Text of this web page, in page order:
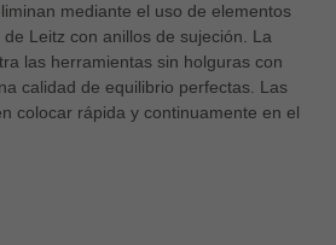
เทศไทย
mediante el uso de elementos
Leitz con anillos de sujeción. La
las herramientas sin holguras con
calidad de equilibrio perfectas. Las
colocar rápida y continuamente en el